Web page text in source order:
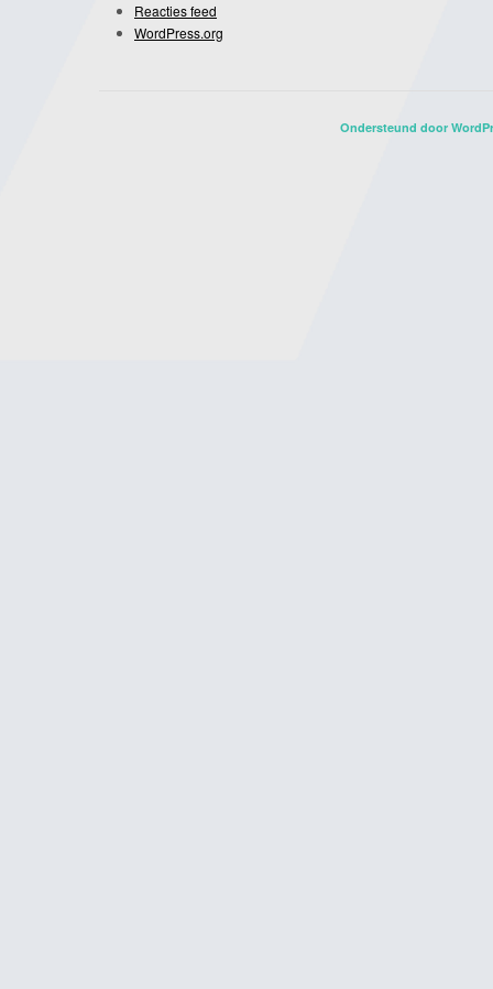
Reacties feed
WordPress.org
Ondersteund door